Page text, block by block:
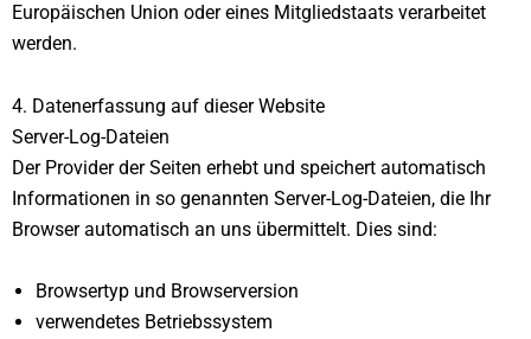
Europäischen Union oder eines Mitgliedstaats verarbeitet
werden.
4. Datenerfassung auf dieser Website
Server-Log-Dateien
Der Provider der Seiten erhebt und speichert automatisch
Informationen in so genannten Server-Log-Dateien, die Ihr
Browser automatisch an uns übermittelt. Dies sind:
Browsertyp und Browserversion
verwendetes Betriebssystem